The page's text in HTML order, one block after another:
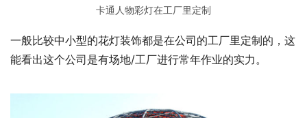
卡通人物彩灯在工厂里定制
一般比较中小型的花灯装饰都是在公司的工厂里定制的，这
能看出这个公司是有场地/工厂进行常年作业的实力。